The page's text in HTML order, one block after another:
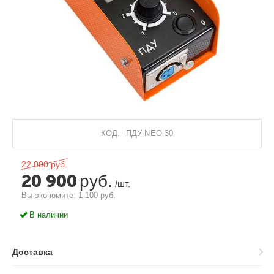
КОД: ПДУ-NEO-30
22 000 руб.
20 900 руб. /шт.
Вы экономите: 1 100 руб.
В наличии
Доставка